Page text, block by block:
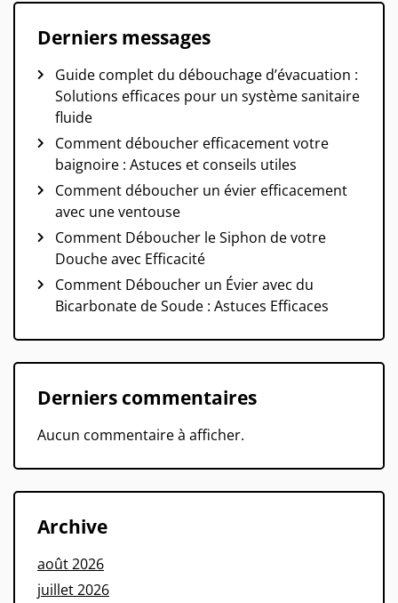
Derniers messages
Guide complet du débouchage d’évacuation :
Solutions efficaces pour un système sanitaire
fluide
Comment déboucher efficacement votre
baignoire : Astuces et conseils utiles
Comment déboucher un évier efficacement
avec une ventouse
Comment Déboucher le Siphon de votre
Douche avec Efficacité
Comment Déboucher un Évier avec du
Bicarbonate de Soude : Astuces Efficaces
Derniers commentaires
Aucun commentaire à afficher.
Archive
août 2026
juillet 2026